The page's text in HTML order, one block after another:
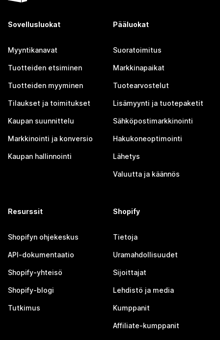
Sovellusluokat
Myyntikanavat
Tuotteiden etsiminen
Tuotteiden myyminen
Tilaukset ja toimitukset
Kaupan suunnittelu
Markkinointi ja konversio
Kaupan hallinnointi
Pääluokat
Suoratoimitus
Markkinapaikat
Tuotearvostelut
Lisämyynti ja tuotepaketit
Sähköpostimarkkinointi
Hakukoneoptimointi
Lähetys
Valuutta ja käännös
Resurssit
Shopifyn ohjekeskus
API-dokumentaatio
Shopify-yhteisö
Shopify-blogi
Tutkimus
Shopify
Tietoja
Uramahdollisuudet
Sijoittajat
Lehdistö ja media
Kumppanit
Affiliate-kumppanit